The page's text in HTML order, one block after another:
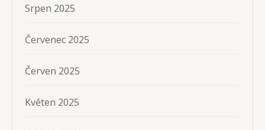
Srpen 2025
Červenec 2025
Červen 2025
Květen 2025